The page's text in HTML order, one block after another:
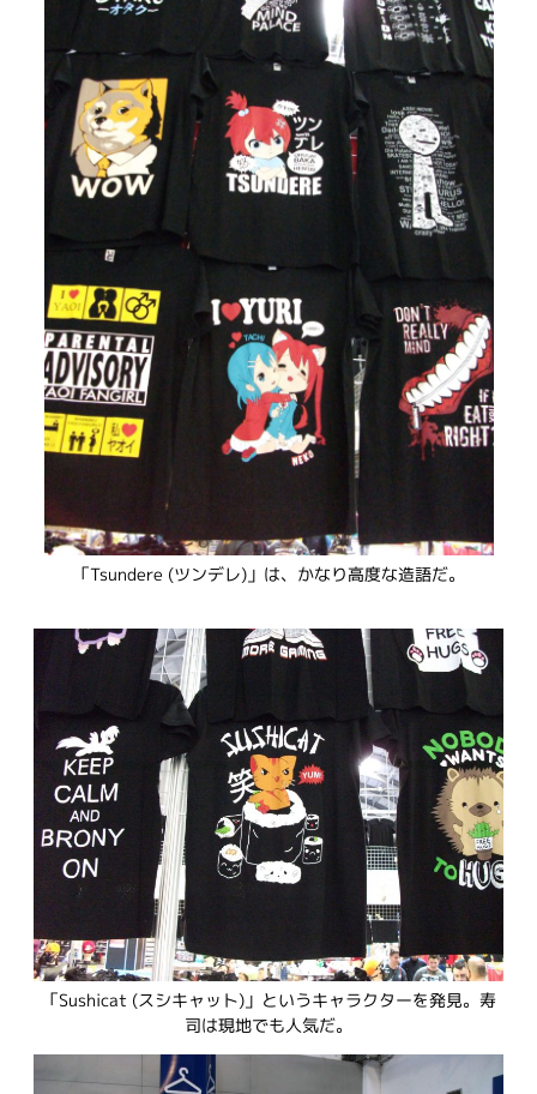
「Tsundere (ツンデレ)」は、かなり高度な造語だ。
「Sushicat (スシキャット)」というキャラクターを発見。寿
司は現地でも人気だ。